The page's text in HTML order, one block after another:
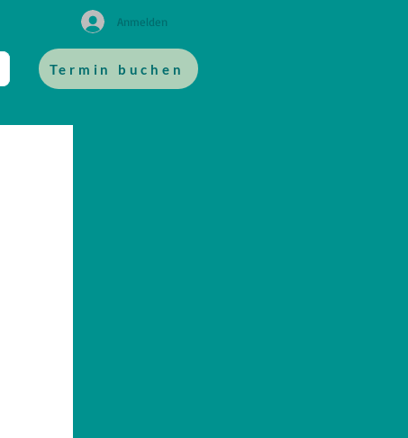
Anmelden
Termin buchen